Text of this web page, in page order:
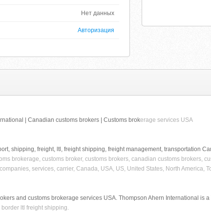
Нет данных
Авторизация
| Canadian customs brokers | Customs brokerage services USA
shipping, freight, ltl, freight shipping, freight management, transportation
brokerage, customs broker, customs brokers, canadian customs brokers,
services, carrier, Canada, USA, US, United States, North America,
and customs brokerage services USA. Thompson Ahern International is
ltl freight shipping.